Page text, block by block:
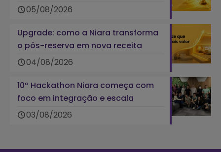
05/08/2026
Upgrade: como a Niara transforma
o pós-reserva em nova receita
04/08/2026
10º Hackathon Niara começa com
foco em integração e escala
03/08/2026